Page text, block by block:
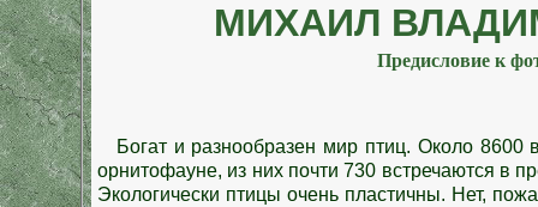
МИХАИЛ
Предисловие к
Богат и разнообразен мир птиц. Около 8600
орнитофауне, из них почти 730 встречаются в
Экологически птицы очень пластичны. Нет,